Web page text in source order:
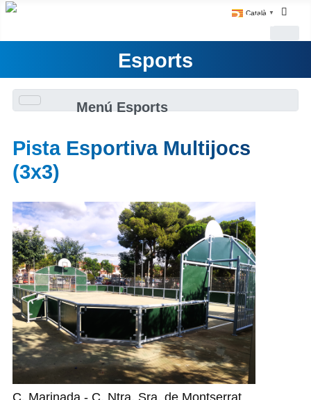
Català ▼
Esports
Menú Esports
Pista Esportiva Multijocs
(3x3)